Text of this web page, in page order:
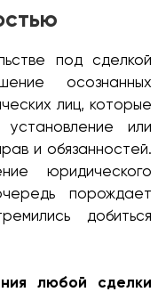
под сделкой
осознанных
лиц, которые
или
и обязанностей.
юридического
порождает
добиться
любой сделки